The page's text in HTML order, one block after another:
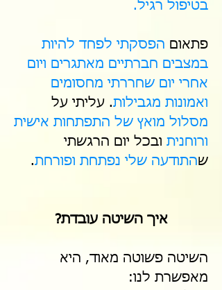
בטיפול רגיל.
פתאום הפסקתי לפחד להיות
במצבים חברתיים מאתגרים ויום
אחרי יום שחררתי מחסומים
ואמונות מגבילות. עליתי על
מסלול מואץ של התפתחות אישית
ורוחנית ובכל יום הרגשתי
שהתודעה שלי נפתחת ופורחת.
איך השיטה עובדת?
השיטה פשוטה מאוד, היא
מאפשרת לנו: